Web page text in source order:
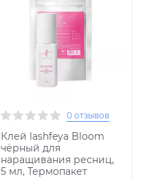
0 отзывов
Клей lashfeya Bloom
чёрный для
наращивания ресниц,
5 мл, Термопакет